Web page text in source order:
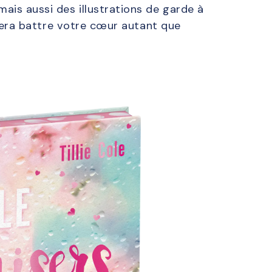
aussi des illustrations de garde à
battre votre cœur autant que